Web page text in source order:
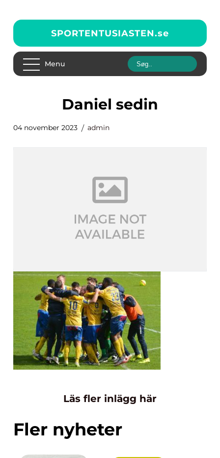
SPORTENTUSIASTEN.se
Menu
daniel sedin
04 november 2023 admin
Läs fler inlägg här
Fler nyheter